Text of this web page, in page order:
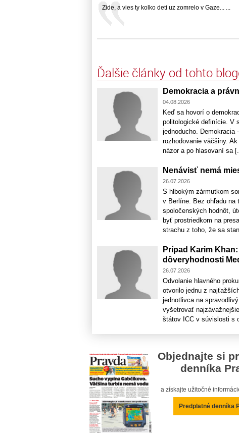
Zide, a vies ty kolko deti uz zomrelo v Gaze... ...
Ďalšie články od tohto
Demokracia a
04.08.2026
Keď sa hovorí o
politologické definície. V
jednoducho.
rozhodovanie väčšiny.
názor a po hlasovaní sa
Nenávisť nemá
26.07.2026
S hlbokým zármutkom
v Berlíne. Bez ohľadu na
spoločenských hodnôt,
byť prostriedkom na
strachu z toho, že sa
Prípad Karim
dôveryhodnosti
26.07.2026
Odvolanie hlavného
otvorilo jednu z
jednotlivca na
vyšetrovať
štátov ICC v súvislosti s
Objednajte si
denníka
a získajte užitočné
Predplatné denníka